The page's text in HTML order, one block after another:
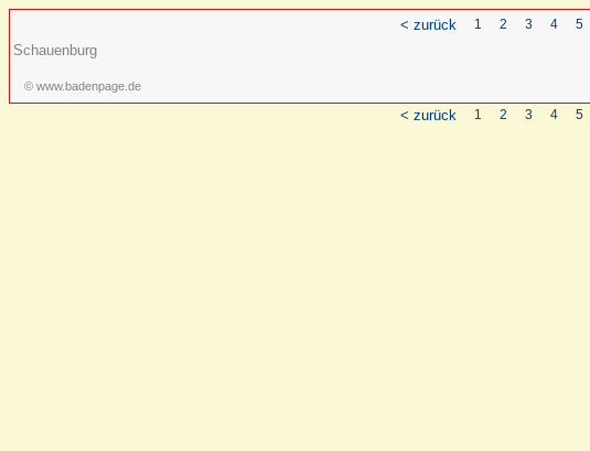
< zurück 1 2 3 4 5
Schauenburg
© www.badenpage.de
< zurück 1 2 3 4 5